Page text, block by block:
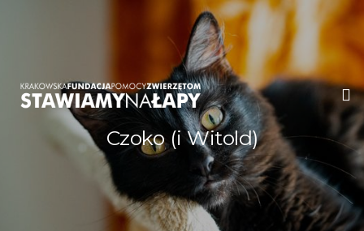
Czoko (i Witold)